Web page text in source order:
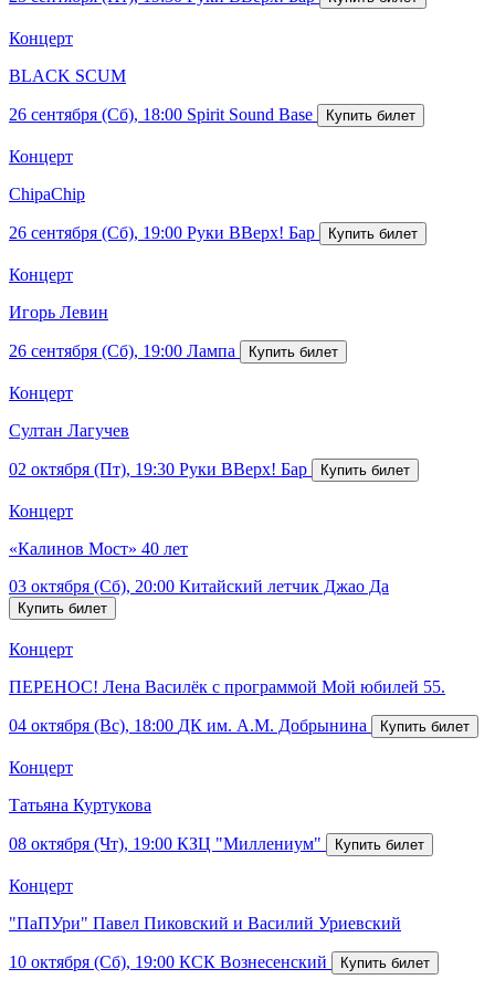
Концерт
BLACK SCUM
26 сентября (Сб), 18:00 Spirit Sound Base
Концерт
ChipaChip
26 сентября (Сб), 19:00 Руки ВВерх! Бар
Концерт
Игорь Левин
26 сентября (Сб), 19:00 Лампа
Концерт
Султан Лагучев
02 октября (Пт), 19:30 Руки ВВерх! Бар
Концерт
«Калинов Мост» 40 лет
03 октября (Сб), 20:00 Китайский летчик Джао Да
Концерт
ПЕРЕНОС! Лена Василёк с программой Мой юбилей 55.
04 октября (Вс), 18:00 ДК им. А.М. Добрынина
Концерт
Татьяна Куртукова
08 октября (Чт), 19:00 КЗЦ "Миллениум"
Концерт
"ПаПУри" Павел Пиковский и Василий Уриевский
10 октября (Сб), 19:00 КСК Вознесенский